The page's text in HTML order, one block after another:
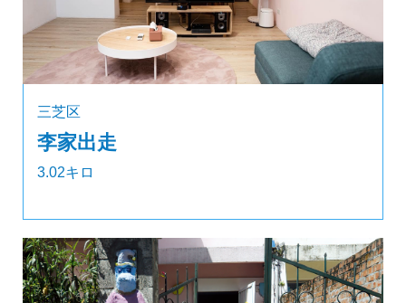
三芝区
李家出走
3.02キロ